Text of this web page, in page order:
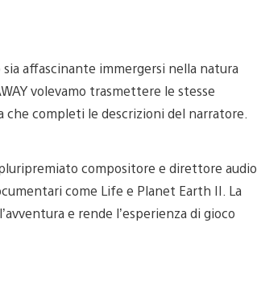
affascinante immergersi nella natura
volevamo trasmettere le stesse
completi le descrizioni del narratore.
compositore e direttore audio
come Life e Planet Earth II. La
e rende l’esperienza di gioco